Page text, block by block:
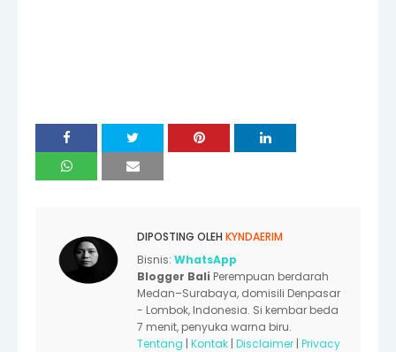
DIPOSTING OLEH KYNDAERIM
Bisnis: WhatsApp
Blogger Bali Perempuan berdarah
Medan–Surabaya, domisili Denpasar
- Lombok, Indonesia. Si kembar beda
7 menit, penyuka warna biru.
Tentang | Kontak | Disclaimer | Privacy